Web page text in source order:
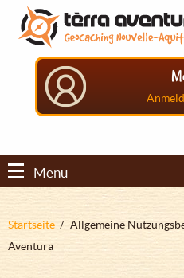
Direkt
zum
Inhalt
Aller
menu
principal
Aller
pied
Menu
Pfadnavigation
Startseite
Allgemeine
Aventura